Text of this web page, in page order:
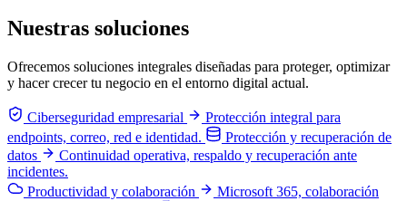
Nuestras soluciones
Ofrecemos soluciones integrales diseñadas para proteger, optimizar
y hacer crecer tu negocio en el entorno digital actual.
Ciberseguridad empresarial
Protección integral para
endpoints, correo, red e identidad.
Protección y recuperación de
datos
Continuidad operativa, respaldo y recuperación ante
incidentes.
Productividad y colaboración
Microsoft 365, colaboración